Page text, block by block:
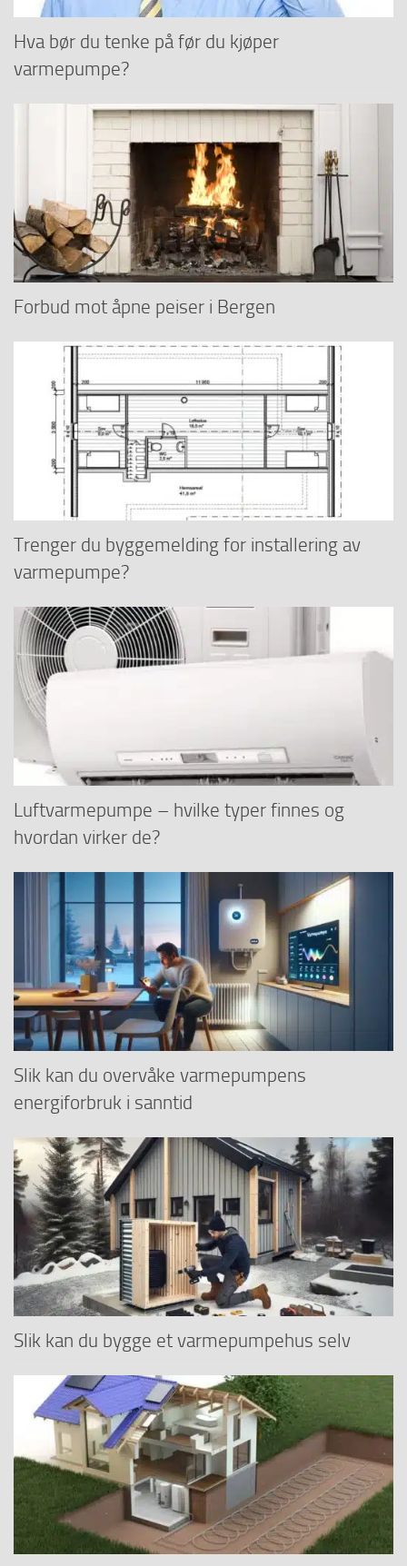
Hva bør du tenke på før du kjøper
varmepumpe?
Forbud mot åpne peiser i Bergen
Trenger du byggemelding for installering av
varmepumpe?
Luftvarmepumpe – hvilke typer finnes og
hvordan virker de?
Slik kan du overvåke varmepumpens
energiforbruk i sanntid
Slik kan du bygge et varmepumpehus selv